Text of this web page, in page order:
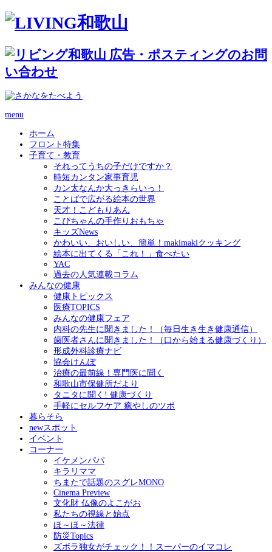
menu
ホーム
フロント特集
子育て・教育
それってうちの子だけですか？
時短カンタン家事育児
カン太なんか大っきらいっ！
ことばで広がる絵本の世界
天才！こどもりあん
こぴちゃんの手作りおもちゃ
キッズNews
かわいい、おいしい、簡単！makimakiクッキング
絵本に出てくる「これ！」食べたい
YAC
過去の人気連載コラム
みんなの健康
健康トピックス
医療TOPICS
みんなの健康フェア
内科の先生に聞きました！（毎日生き生き健康通信）
歯医者さんに聞きました！（口から始まる健康づくり）
形成外科診療ナビ
協会けんぽ
治療の最前線！専門医に聞く
和歌山市保健所だより
タニタに聞く! 健康づくり
手軽にセルフケア 癒やしのツボ
暮らそら
newスポット
イベント
コーナー
イケメンパパ
キラリママ
ちまたで話題のスグレMONO
Cinema Preview
文化財 仏像のよこがお
私たちの視線と始点
ほ～ほ～法律
防災Topics
ズボラ独女がチェック！！スーパーのイマコレ